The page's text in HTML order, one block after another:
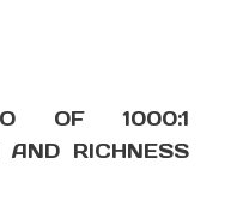
OF 1000:1
RICHNESS